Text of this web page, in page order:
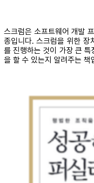
스크럼은 소프트웨어 개발
종입니다. 스크럼을 위한 장
를 진행하는 것이 가장 큰 특
을 할 수 있는지 알려주는 책